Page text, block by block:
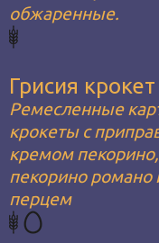
обжаренные.
Грисия крокет
Ремесленные
крокеты с
кремом
пекорино
перцем